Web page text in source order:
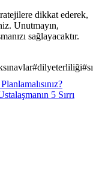
dikkat ederek,
Unutmayın,
sağlayacaktır.
#dilyeterliliği#
5 Sırrı